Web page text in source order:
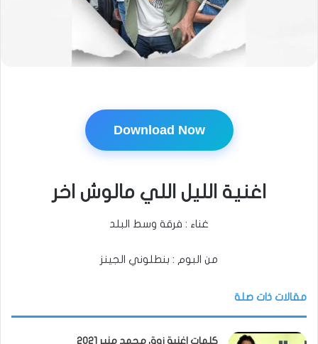
Download Now
اغنية الليل اللي مالوش اخر
غناء : فرقة وسط البلد
من البوم : بنطلوني الجينز
مقالات ذات صلة
كلمات اغنية زوق محمد منير 2021